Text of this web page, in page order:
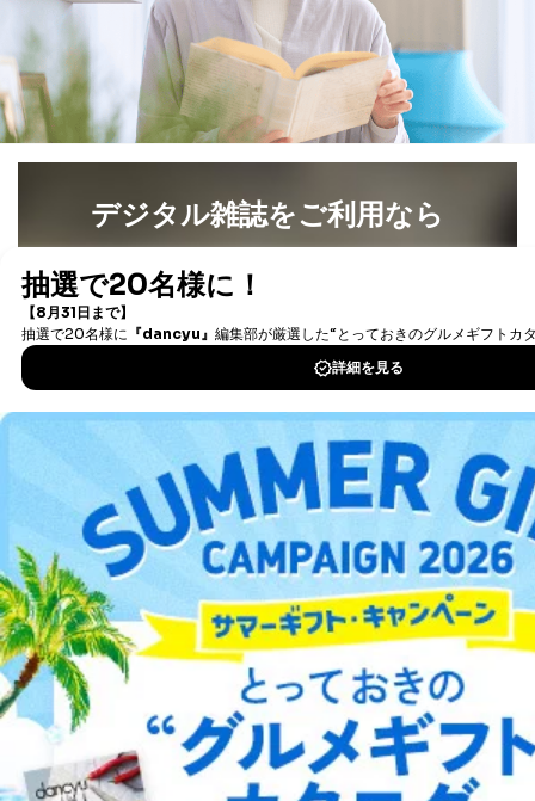
デジタル雑誌をご利用なら
書籍）が無料で読み放題！
DOWNLOAD FOR IOS
DOWNLOAD FOR ANDROID
ご利用方法はこちら
総合案内
アフィリエイト 採用情報
プレスリリース お問い合わせ
利用規約プライバシーポリシー 特定商取引法に基づく表示
出版社の皆様へ